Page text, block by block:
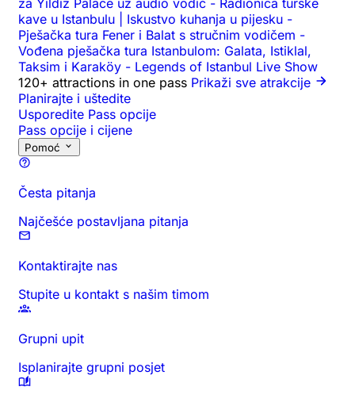
za Yildiz Palace uz audio vodič - Radionica turske
kave u Istanbulu | Iskustvo kuhanja u pijesku -
Pješačka tura Fener i Balat s stručnim vodičem -
Vođena pješačka tura Istanbulom: Galata, Istiklal,
Taksim i Karaköy - Legends of Istanbul Live Show
120+ attractions in one pass Prikaži sve atrakcije
Planirajte i uštedite
Usporedite Pass opcije
Pass opcije i cijene
Pomoć
Česta pitanja
Najčešće postavljana pitanja
Kontaktirajte nas
Stupite u kontakt s našim timom
Grupni upit
Isplanirajte grupni posjet